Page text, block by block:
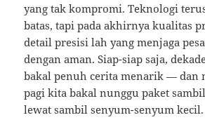
yang tak kompromi. Teknologi
batas, tapi pada akhirnya kualitas
detail presisi lah yang menjaga
dengan aman. Siap-siap saja,
bakal penuh cerita menarik — dan
pagi kita bakal nunggu paket
lewat sambil senyum-senyum kecil.